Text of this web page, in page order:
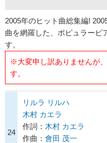
2005年のヒット曲総集編!
曲を網羅した、ポピュラーピ
す。
※大変申し訳ありませんが
す。
24
リルラ リルハ
木村 カエラ
作詞： 木村 カエラ
作曲： 會田 茂一